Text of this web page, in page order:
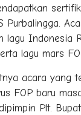
Purbalingga.
lagu Indonesia
lagu mars
acara yang
FOP baru
Plt.